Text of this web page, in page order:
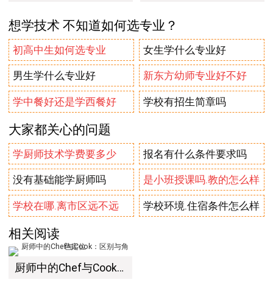
想学技术 不知道如何选专业？
初高中生如何选专业 女生学什么专业好
男生学什么专业好 新东方幼师专业好不好
学中餐好还是学西餐好 学校有招生简章吗
大家都关心的问题
学厨师技术学费要多少 报名有什么条件要求吗
没有基础能学厨师吗 是小班授课吗.教的怎么样
学校在哪.离市区远不远 学校环境.住宿条件怎么样
相关阅读
厨师中的Chef与Cook：区别与角色定位